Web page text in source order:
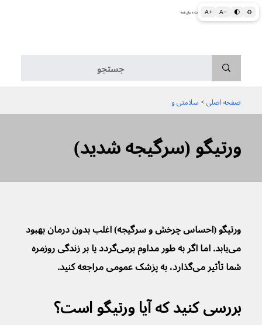
A+ A− 🌓 ♻ اطلاعات پزشکی و بهداشتی به زبان ساده برای همه
ورتیگو (سرگیجه شدید)
صفحه اصلی > سلامتی و
ورتیگو (احساس چرخش و سرگیجه) اغلب بدون درمان بهبود
می‌یابد. اما اگر به طور مداوم برمی‌گردد یا بر زندگی روزمره
شما تأثیر می‌گذارد، به پزشک عمومی مراجعه کنید.
بررسی کنید که آیا ورتیگو است؟